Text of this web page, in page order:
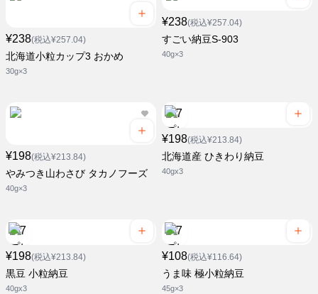
¥238(税込¥257.04)
北海道小粒カップ3 おかめ
30g×3
¥238(税込¥257.04)
すごい納豆S-903
40g×3
¥198(税込¥213.84)
やみつき山わさび タカノフーズ
40g×3
¥198(税込¥213.84)
北海道産 ひきわり納豆
40gx3
¥198(税込¥213.84)
黒豆 小粒納豆
40gx3
¥108(税込¥116.64)
うま味 極小粒納豆
45g×3